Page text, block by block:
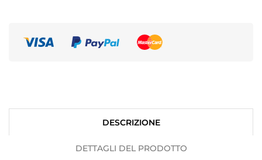
DESCRIZIONE
DETTAGLI DEL PRODOTTO